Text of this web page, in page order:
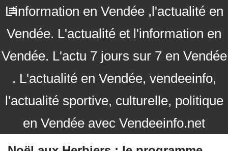
L'information en Vendée ,l'actualité en
Vendée. L'actualité et l'information en
Vendée. L'actu 7 jours sur 7 en Vendée
. L'actualité en Vendée, vendeeinfo,
l'actualité sportive, culturelle, politique
en Vendée avec Vendeeinfo.net